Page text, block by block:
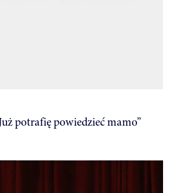
potrafię powiedzieć mamo”